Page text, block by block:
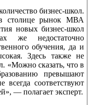
бизнес-школ.
столице рынок МВА
новых бизнес-школ
же недостаточно
обучения, да и
Здесь также не
«Можно сказать, что в
превышают
соответствуют
— полагает эксперт.